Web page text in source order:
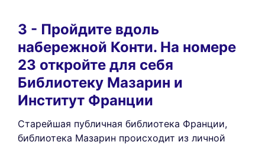
3 - Пройдите вдоль
набережной Конти. На номере
23 откройте для себя
Библиотеку Мазарин и
Институт Франции
Старейшая публичная библиотека Франции,
библиотека Мазарин происходит из личной